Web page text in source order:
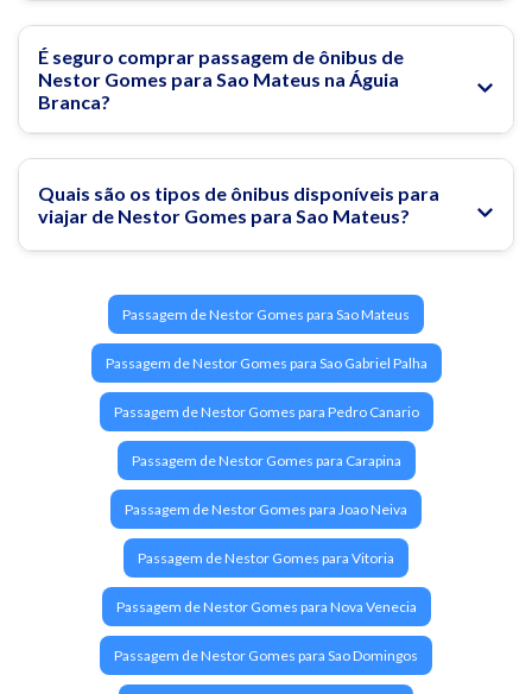
É seguro comprar passagem de ônibus de
Nestor Gomes para Sao Mateus na Águia
Branca?
Quais são os tipos de ônibus disponíveis para
viajar de Nestor Gomes para Sao Mateus?
Passagem de Nestor Gomes para Sao Mateus
Passagem de Nestor Gomes para Sao Gabriel Palha
Passagem de Nestor Gomes para Pedro Canario
Passagem de Nestor Gomes para Carapina
Passagem de Nestor Gomes para Joao Neiva
Passagem de Nestor Gomes para Vitoria
Passagem de Nestor Gomes para Nova Venecia
Passagem de Nestor Gomes para Sao Domingos